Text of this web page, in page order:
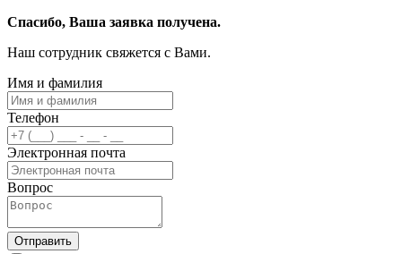
Спасибо, Ваша заявка получена.
Наш сотрудник свяжется с Вами.
Имя и фамилия
Телефон
Электронная почта
Вопрос
Отправить